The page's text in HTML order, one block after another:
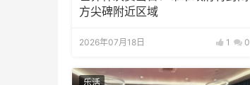
方尖碑附近区域
2026年07月18日 1 0
乐活